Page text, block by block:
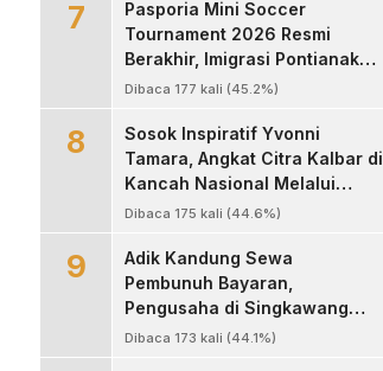
7
Pasporia Mini Soccer
Tournament 2026 Resmi
Berakhir, Imigrasi Pontianak
Sukses Hadirkan Ajang Sportif
Masyarakat
Dibaca 177 kali (45.2%)
8
‎Sosok Inspiratif Yvonni
Tamara, Angkat Citra Kalbar di
Kancah Nasional Melalui
Dunia Digital ‎
Dibaca 175 kali (44.6%)
9
Adik Kandung Sewa
Pembunuh Bayaran,
Pengusaha di Singkawang
Tewas Ditembak di Halaman
Dibaca 173 kali (44.1%)